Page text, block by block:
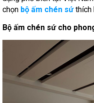
chọn bộ ấm chén sứthích
Bộ ấm chén sứ cho